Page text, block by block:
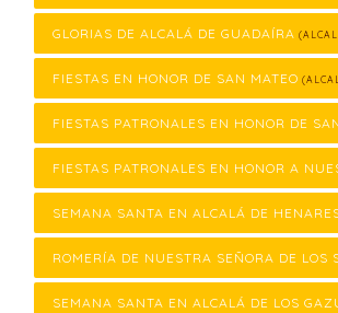
GLORIAS DE ALCALÁ DE GUADAÍRA
FIESTAS EN HONOR DE SAN MATEO
FIESTAS PATRONALES EN HONOR DE
FIESTAS PATRONALES EN HONOR A
SEMANA SANTA EN ALCALÁ DE
ROMERÍA DE NUESTRA SEÑORA DE LOS
SEMANA SANTA EN ALCALÁ DE LOS